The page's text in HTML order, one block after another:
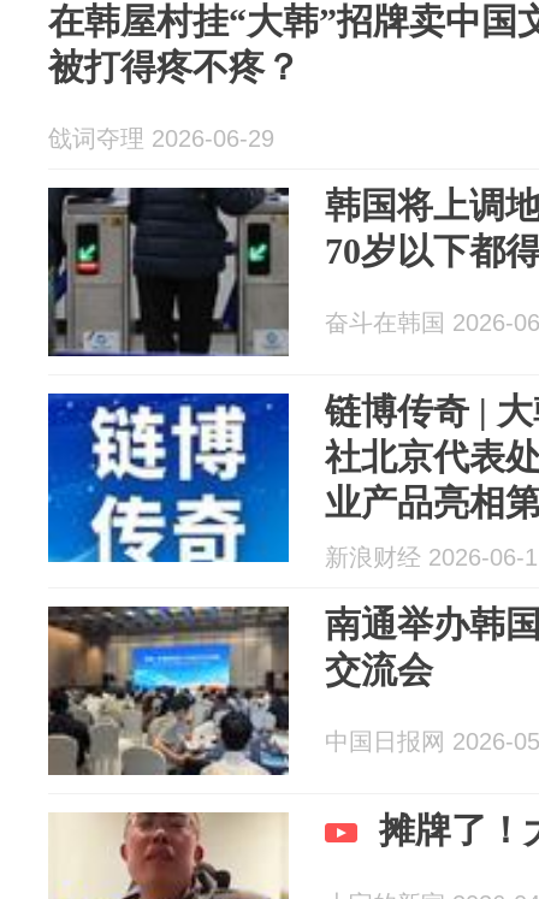
在韩屋村挂“大韩”招牌卖中国
被打得疼不疼？
戗词夺理 2026-06-29
韩国将上调
70岁以下都
奋斗在韩国 2026-
链博传奇 |
社北京代表
业产品亮相
新浪财经 2026-06-
南通举办韩
交流会
中国日报网 2026-
摊牌了！